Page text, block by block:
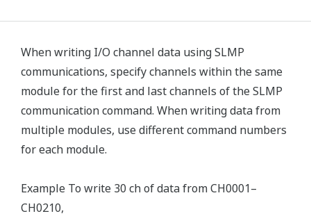
When writing I/O channel data using SLMP
communications, specify channels within the same
module for the first and last channels of the SLMP
communication command. When writing data from
multiple modules, use different command numbers
for each module.
Example To write 30 ch of data from CH0001–
CH0210,